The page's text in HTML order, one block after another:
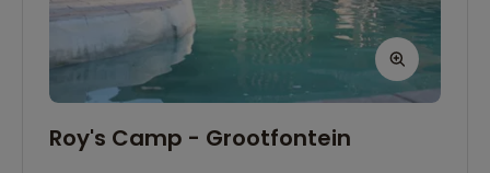
Roy's Camp - Grootfontein